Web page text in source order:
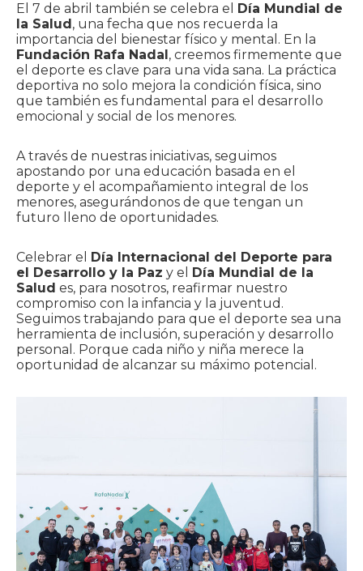
El 7 de abril también se celebra el Día Mundial de
la Salud, una fecha que nos recuerda la
importancia del bienestar físico y mental. En la
Fundación Rafa Nadal, creemos firmemente que
el deporte es clave para una vida sana. La práctica
deportiva no solo mejora la condición física, sino
que también es fundamental para el desarrollo
emocional y social de los menores.
A través de nuestras iniciativas, seguimos
apostando por una educación basada en el
deporte y el acompañamiento integral de los
menores, asegurándonos de que tengan un
futuro lleno de oportunidades.
Celebrar el Día Internacional del Deporte para
el Desarrollo y la Paz y el Día Mundial de la
Salud es, para nosotros, reafirmar nuestro
compromiso con la infancia y la juventud.
Seguimos trabajando para que el deporte sea una
herramienta de inclusión, superación y desarrollo
personal. Porque cada niño y niña merece la
oportunidad de alcanzar su máximo potencial.